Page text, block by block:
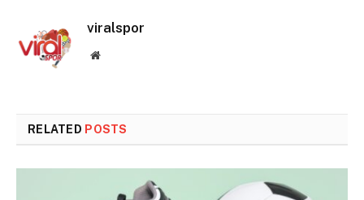
viralspor
Website
RELATED POSTS